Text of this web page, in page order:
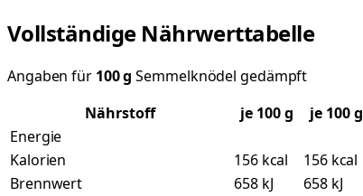
Vollständige Nährwerttabelle
Angaben für 100g Semmelknödel gedämpft
Nährstoff
je 100g
je 100 g
Energie
Kalorien
156 kcal
156 kcal
Brennwert
658 kJ
658 kJ